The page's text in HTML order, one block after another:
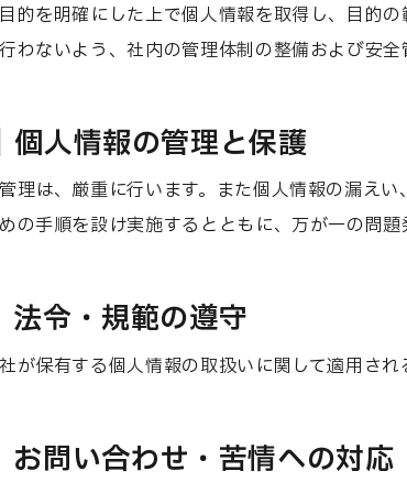
的を明確にした上で個人情報を取得し、目的
わないよう、社内の管理体制の整備および安全
個人情報の管理と保護
理は、厳重に行います。また個人情報の漏え
の手順を設け実施するとともに、万が一の問
法令・規範の遵守
が保有する個人情報の取扱いに関して適用さ
お問い合わせ・苦情への対応